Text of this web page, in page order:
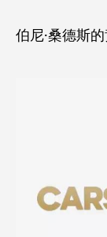
伯尼·桑德斯